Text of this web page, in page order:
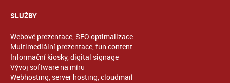
SLUŽBY
Webové prezentace, SEO optimalizace
Multimediální prezentace, fun content
Informační kiosky, digital signage
Vývoj software na míru
Webhosting, server hosting, cloudmail